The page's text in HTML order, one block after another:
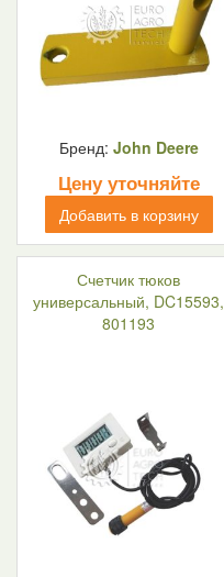
Бренд: John Deere
Цену уточняйте
Добавить в корзину
Счетчик тюков
универсальный, DC15593,
801193